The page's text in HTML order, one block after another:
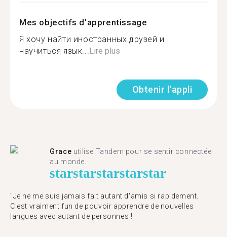
Mes objectifs d'apprentissage
Я хочу найти иностранных друзей и
научиться язык...Lire plus
Obtenir l'appli
Grace utilise Tandem pour se sentir connectée
au monde.
starstarstarstarstar
"Je ne me suis jamais fait autant d'amis si rapidement.
C'est vraiment fun de pouvoir apprendre de nouvelles
langues avec autant de personnes !"